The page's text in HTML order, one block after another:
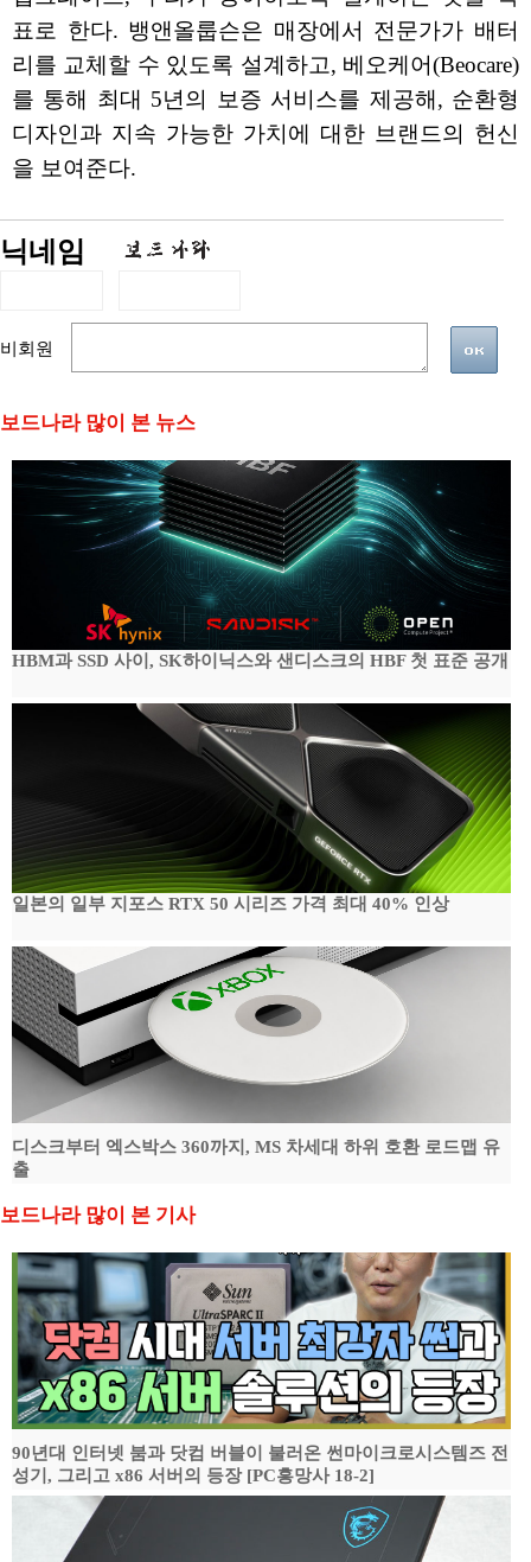
표로 한다. 뱅앤올룹슨은 매장에서 전문가가 배터
리를 교체할 수 있도록 설계하고, 베오케어(Beocare)
를 통해 최대 5년의 보증 서비스를 제공해, 순환형
디자인과 지속 가능한 가치에 대한 브랜드의 헌신
을 보여준다.
닉네임
비회원
보드나라 많이 본 뉴스
HBM과 SSD 사이, SK하이닉스와 샌디스크의 HBF 첫 표준 공개
일본의 일부 지포스 RTX 50 시리즈 가격 최대 40% 인상
디스크부터 엑스박스 360까지, MS 차세대 하위 호환 로드맵 유
출
보드나라 많이 본 기사
90년대 인터넷 붐과 닷컴 버블이 불러온 썬마이크로시스템즈 전
성기, 그리고 x86 서버의 등장 [PC흥망사 18-2]